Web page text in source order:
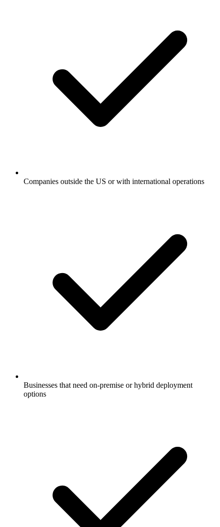
Companies outside the US or with international operations
Businesses that need on-premise or hybrid deployment
options